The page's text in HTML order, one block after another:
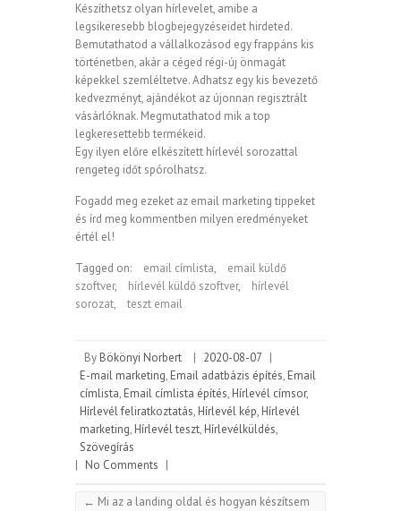
Készíthetsz olyan hírlevelet, amibe a
legsikeresebb blogbejegyzéseidet hirdeted.
Bemutathatod a vállalkozásod egy frappáns kis
történetben, akár a céged régi-új önmagát
képekkel szemléltetve. Adhatsz egy kis bevezető
kedvezményt, ajándékot az újonnan regisztrált
vásárlóknak. Megmutathatod mik a top
legkeresettebb termékeid.
Egy ilyen előre elkészített hírlevél sorozattal
rengeteg időt spórolhatsz.
Fogadd meg ezeket az email marketing tippeket
és írd meg kommentben milyen eredményeket
értél el!
Tagged on: email címlista,
email küldő
szoftver, hírlevél küldő szoftver,
hírlevél
sorozat, teszt email
By Bökönyi Norbert | 2020-08-07 |
E-mail marketing, Email adatbázis építés, Email
címlista, Email címlista építés, Hírlevél címsor,
Hírlevél feliratkoztatás, Hírlevél kép, Hírlevél
marketing, Hírlevél teszt, Hírlevélküldés,
Szövegírás
| No Comments |
← Mi az a landing oldal és hogyan készítsem